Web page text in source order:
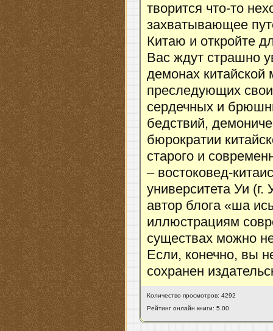
творится что-то
захватывающее
Китаю и откройте
Вас ждут страшно
демонах китайской
преследующих
сердечных и
бедствий,
бюрократии
старого и
– востоковед-
университета Уи
автор блога «ша
иллюстрациям
существах можно
Если, конечно, вы
сохранен
Количество просмотров: 4292
Рейтинг онлайн книги: 5.00